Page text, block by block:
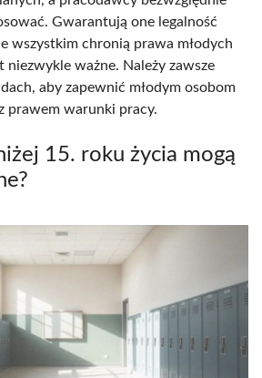
Gwarantują one legalność
wszystkim chronią prawa młodych
ważne. Należy zawsze
aby zapewnić młodym osobom
prawem warunki pracy.
15. roku życia mogą